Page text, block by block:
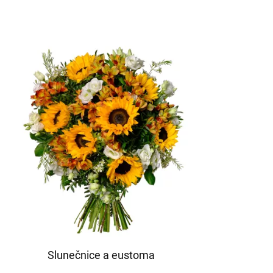
Slunečnice a eustoma